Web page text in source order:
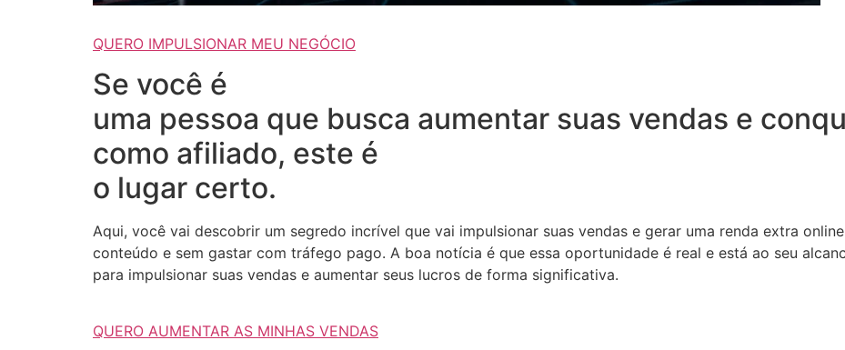
QUERO IMPULSIONAR MEU NEGÓCIO
Se você é
uma pessoa que busca aumentar suas vendas e
como afiliado, este é
o lugar certo.
Aqui, você vai descobrir um segredo incrível que vai impulsionar suas vendas e gerar uma renda extra
conteúdo e sem gastar com tráfego pago. A boa notícia é que essa oportunidade é real e está ao seu
para impulsionar suas vendas e aumentar seus lucros de forma significativa.
QUERO AUMENTAR AS MINHAS VENDAS